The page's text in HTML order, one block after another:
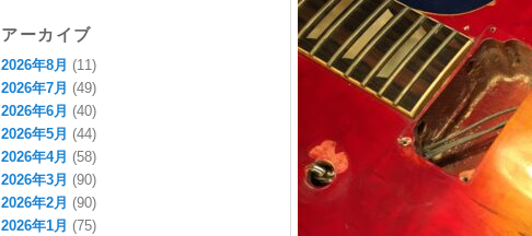
アーカイブ
2026年8月 (11)
2026年7月 (49)
2026年6月 (40)
2026年5月 (44)
2026年4月 (58)
2026年3月 (90)
2026年2月 (90)
2026年1月 (75)